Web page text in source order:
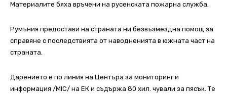
Материалите бяха връчени на русенската пожарна служба.
Румъния предостави на страната ни безвъзмездна помощ за
справяне с последствията от наводненията в южната част на
страната.
Дарението е по линия на Центъра за мониторинг и
информация /MIC/ на ЕК и съдържа 80 хил. чували за пясък. Те